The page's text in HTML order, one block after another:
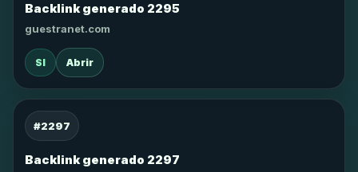
Backlink generado 2295
guestranet.com
SI Abrir
#2297
Backlink generado 2297